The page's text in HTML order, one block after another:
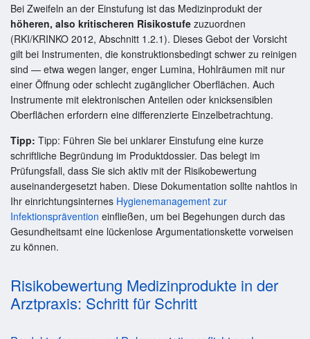
Bei Zweifeln an der Einstufung ist das Medizinprodukt der
höheren, also kritischeren Risikostufe zuzuordnen
(RKI/KRINKO 2012, Abschnitt 1.2.1). Dieses Gebot der Vorsicht
gilt bei Instrumenten, die konstruktionsbedingt schwer zu reinigen
sind — etwa wegen langer, enger Lumina, Hohlräumen mit nur
einer Öffnung oder schlecht zugänglicher Oberflächen. Auch
Instrumente mit elektronischen Anteilen oder knicksensiblen
Oberflächen erfordern eine differenzierte Einzelbetrachtung.
Tipp: Tipp: Führen Sie bei unklarer Einstufung eine kurze
schriftliche Begründung im Produktdossier. Das belegt im
Prüfungsfall, dass Sie sich aktiv mit der Risikobewertung
auseinandergesetzt haben. Diese Dokumentation sollte nahtlos in
Ihr einrichtungsinternes Hygienemanagement zur
Infektionsprävention einfließen, um bei Begehungen durch das
Gesundheitsamt eine lückenlose Argumentationskette vorweisen
zu können.
Risikobewertung Medizinprodukte in der
Arztpraxis: Schritt für Schritt